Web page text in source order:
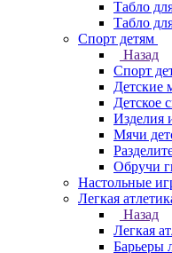
Табло
Табло
Спорт детям
Назад
Спорт
Детские
Детское
Изделия
Мячи
Обручи
Настольные
Легкая
Назад
Легкая
Барьеры